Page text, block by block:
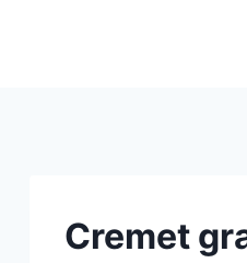
Cremet